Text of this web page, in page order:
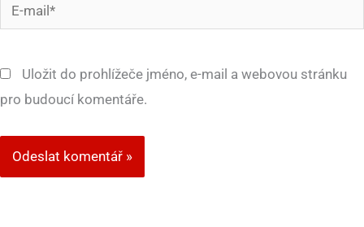
mail*
Uložit do prohlížeče jméno, e-mail a webovou stránku
pro budoucí komentáře.